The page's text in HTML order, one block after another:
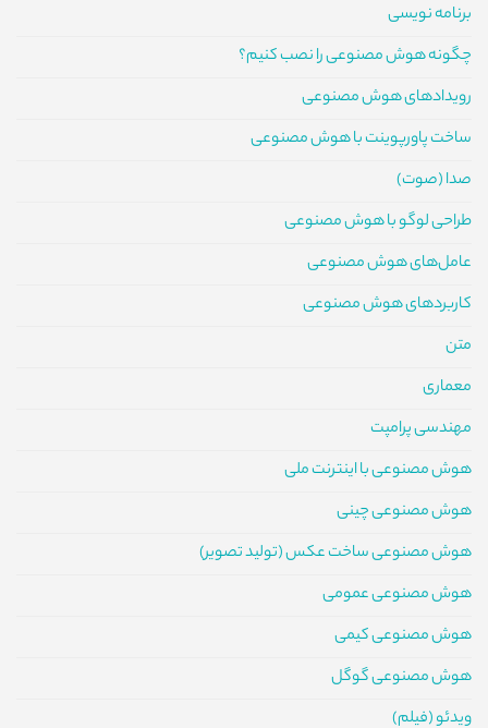
برنامه نویسی
چگونه هوش مصنوعی را نصب کنیم؟
رویدادهای هوش مصنوعی
ساخت پاورپوینت با هوش مصنوعی
صدا (صوت)
طراحی لوگو با هوش مصنوعی
عامل‌های هوش مصنوعی
کاربردهای هوش مصنوعی
متن
معماری
مهندسی پرامپت
هوش مصنوعی با اینترنت ملی
هوش مصنوعی چینی
هوش مصنوعی ساخت عکس (تولید تصویر)
هوش مصنوعی عمومی
هوش مصنوعی کیمی
هوش مصنوعی گوگل
ویدئو (فیلم)